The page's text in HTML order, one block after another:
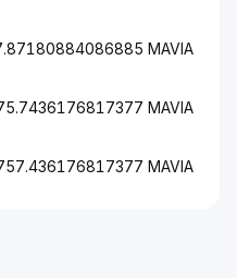
MAVIA
MAVIA
MAVIA